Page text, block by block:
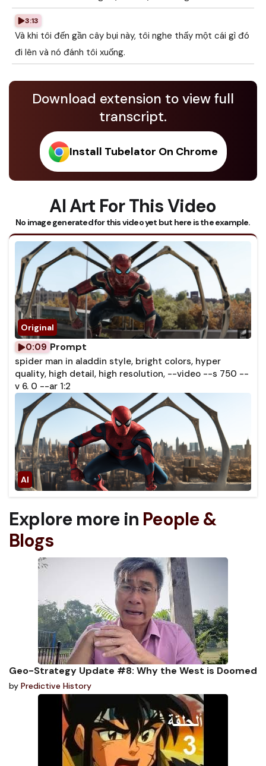
3:13
Và khi tôi đến gần cây bụi này, tôi nghe thấy một cái gì đó
đi lên và nó đánh tôi xuống.
Download extension to view full
transcript.
Install Tubelator On Chrome
AI Art For This Video
No image generated for this video yet but here is the example.
0:09 Prompt
spider man in aladdin style, bright colors, hyper
quality, high detail, high resolution, --video --s 750 --
v 6. 0 --ar 1:2
Explore more in People &
Blogs
Geo-Strategy Update #8: Why the West is Doomed
by Predictive History